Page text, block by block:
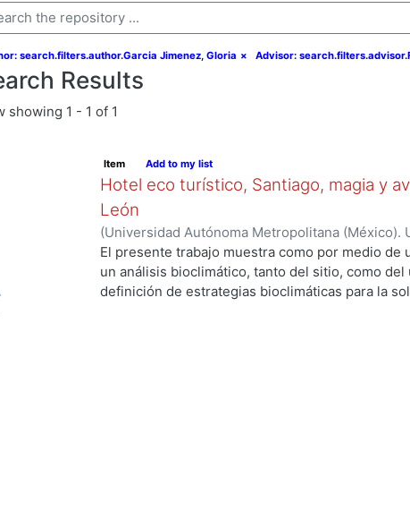
search.filters.author.Garcia Jimenez, Gloria × Advisor:
Results
showing 1 - 1 of 1
Item Add to my list
Hotel eco turístico, Santiago, magia y
León
(Universidad Autónoma Metropolitana (México).
de Servicios de Información.,2011-12)Garcia
El presente trabajo muestra como por medio de
un análisis bioclimático, tanto del sitio, como del
definición de estrategias bioclimáticas para la